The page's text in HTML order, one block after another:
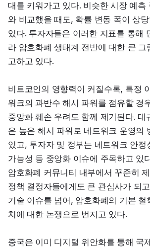
대를 키워가고 있다. 비슷한 시장 예측
와 비교했을 때도, 확률 변동 폭이 상
있다. 투자자들은 이러한 지표를 통해
라 암호화폐 생태계 전반에 대한 큰 그
고하고 있다.
비트코인의 영향력이 커질수록, 특정
워크의 과반수 해시 파워를 점유할 경
중앙화 훼손 우려도 함께 제기된다. 대
은 높은 해시 파워로 네트워크 운영의
있고, 투자자 및 정부는 네트워크 안정
가능성 등 중앙화 이슈에 주목하고 있
암호화폐 커뮤니티 내부에서 꾸준히
정책 결정자들에게도 큰 관심사가 되
기술 이슈를 넘어, 암호화폐의 기본 철
치에 대한 논쟁으로 번지고 있다.
중국은 이미 디지털 위안화를 통해 국